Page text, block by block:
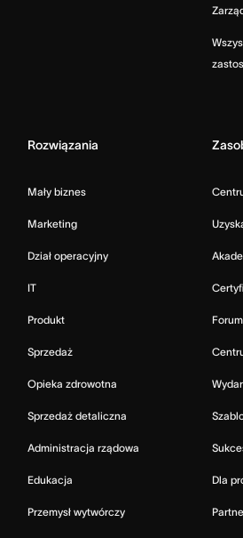
Rozwiązania
Mały biznes
Marketing
Dział operacyjny
IT
Produkt
Sprzedaż
Opieka zdrowotna
Sprzedaż detaliczna
Administracja rządowa
Edukacja
Przemysł wytwórczy
Forum
Dla